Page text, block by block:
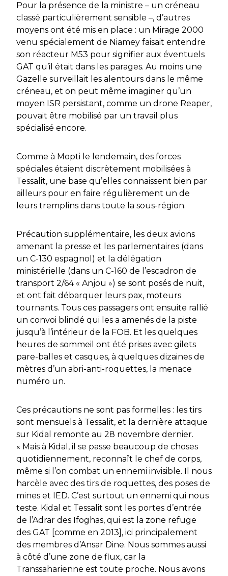
Pour la présence de la ministre – un créneau
classé particulièrement sensible –, d’autres
moyens ont été mis en place : un Mirage 2000
venu spécialement de Niamey faisait entendre
son réacteur M53 pour signifier aux éventuels
GAT qu’il était dans les parages. Au moins une
Gazelle surveillait les alentours dans le même
créneau, et on peut même imaginer qu’un
moyen ISR persistant, comme un drone Reaper,
pouvait être mobilisé par un travail plus
spécialisé encore.
Comme à Mopti le lendemain, des forces
spéciales étaient discrètement mobilisées à
Tessalit, une base qu’elles connaissent bien par
ailleurs pour en faire régulièrement un de
leurs tremplins dans toute la sous-région.
Précaution supplémentaire, les deux avions
amenant la presse et les parlementaires (dans
un C-130 espagnol) et la délégation
ministérielle (dans un C-160 de l’escadron de
transport 2/64 « Anjou ») se sont posés de nuit,
et ont fait débarquer leurs pax, moteurs
tournants. Tous ces passagers ont ensuite rallié
un convoi blindé qui les a amenés de la piste
jusqu’à l’intérieur de la FOB. Et les quelques
heures de sommeil ont été prises avec gilets
pare-balles et casques, à quelques dizaines de
mètres d’un abri-anti-roquettes, la menace
numéro un.
Ces précautions ne sont pas formelles : les tirs
sont mensuels à Tessalit, et la dernière attaque
sur Kidal remonte au 28 novembre dernier.
« Mais à Kidal, il se passe beaucoup de choses
quotidiennement, reconnaît le chef de corps,
même si l’on combat un ennemi invisible. Il nous
harcèle avec des tirs de roquettes, des poses de
mines et IED. C’est surtout un ennemi qui nous
teste. Kidal et Tessalit sont les portes d’entrée
de l’Adrar des Ifoghas, qui est la zone refuge
des GAT [comme en 2013], ici principalement
des membres d’Ansar Dine. Nous sommes aussi
à côté d’une zone de flux, car la
Transsaharienne est toute proche. Nous avons